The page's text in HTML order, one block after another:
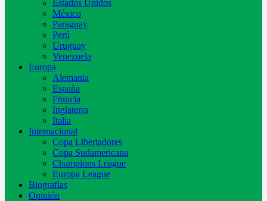
Estados Unidos
México
Paraguay
Perú
Uruguay
Venezuela
Europa
Alemania
España
Francia
Inglaterra
Italia
Internacional
Copa Libertadores
Copa Sudamericana
Champions League
Europa League
Biografías
Opinión